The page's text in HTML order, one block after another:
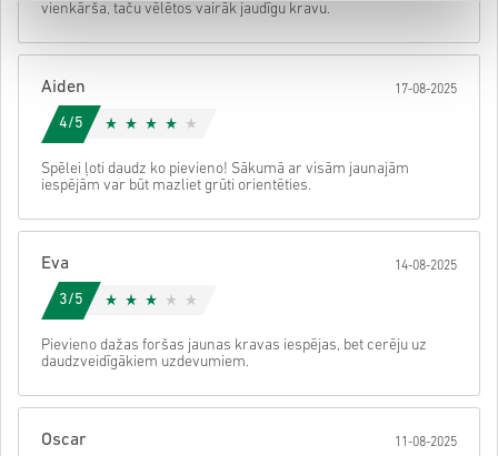
• Pabeidz pasūtījumu
Pēc tam saņemsi e-pastu ar drošu saiti, lai piekļūtu savam kodam.
vienkārša, taču vēlētos vairāk jaudīgu kravu.
Aiden 17-08-2025
4/5
Spēlei ļoti daudz ko pievieno! Sākumā ar visām jaunajām
iespējām var būt mazliet grūti orientēties.
Eva 14-08-2025
3/5
Pievieno dažas foršas jaunas kravas iespējas, bet cerēju uz
daudzveidīgākiem uzdevumiem.
Oscar 11-08-2025